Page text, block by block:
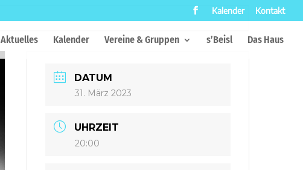
Kalender Kontakt
Aktuelles Kalender Vereine & Gruppen s’Beisl Das Haus
DATUM
31. März 2023
UHRZEIT
20:00